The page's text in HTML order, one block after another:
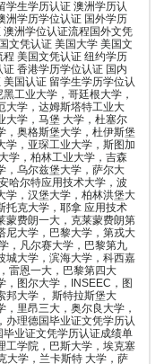
学生学历认证 澳洲学历认
洲学历学位认证 国外学历
洲学位认证流程国外文凭
文凭认证 美国大学 美国文
美国文凭认证 纽约学历
香港学历学位认证 国内
国认证 留学生学历学位认
工业大学，哥廷根大学，
大学，达姆斯塔特工业大
大学，马堡 大学，杜塞尔
，奥格斯堡大学，杜伊斯堡
学，亚琛工业大学，斯图加
学，柏林工业大学，吉森
，乌尔兹堡大学，萨尔大
哈尔特应用技术大学，波
学，汉堡大学，柏林洪堡大
托克大学，耶拿 应用技术
蒙费朗一大，克莱蒙费朗第
尼大学，巴黎大学，第戎大
，凡尔赛大学，巴黎第九
城大学，滨海大学，科西嘉
雷恩一大，巴黎第四大
，图尔大学，INSEEC，图
邦大学， 斯特拉斯堡大
里昂三大，奥尔良大学，
办理德国毕业证文凭学历认
业证文凭学历认证成绩单
工学院，巴斯大学，埃克塞
大学，兰卡斯特 大学，萨